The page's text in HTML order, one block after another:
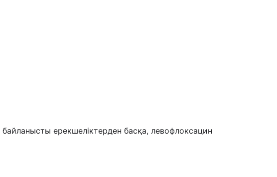
ерекшеліктерден басқа, левофлоксацин